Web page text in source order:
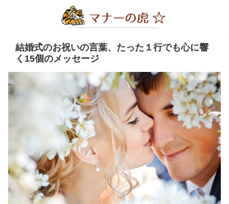
結婚式のお祝いの言葉、たった１行でも心に響
く15個のメッセージ